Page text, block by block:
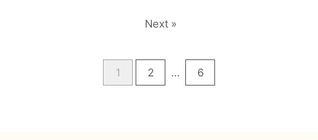
1 2 … 6
Next »